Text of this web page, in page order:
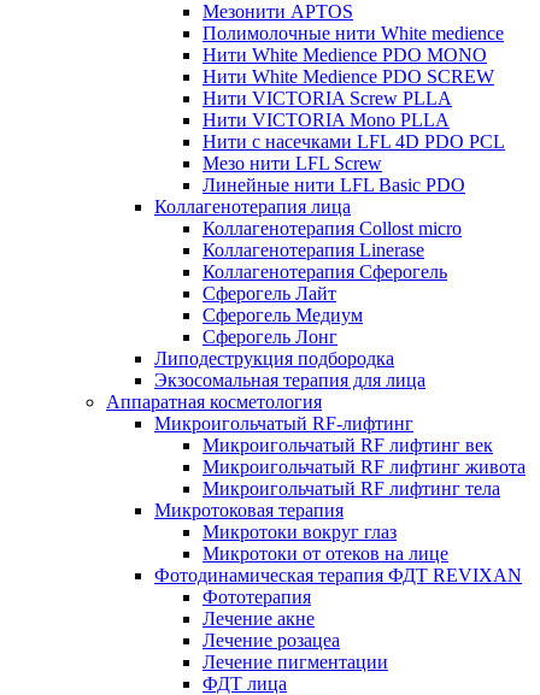
Мезонити APTOS
Полимолочные нити White medience
Нити White Medience PDO MONO
Нити White Medience PDO SCREW
Нити VICTORIA Screw PLLA
Нити VICTORIA Mono PLLA
Нити с насечками LFL 4D PDO PCL
Мезо нити LFL Screw
Линейные нити LFL Basic PDO
Коллагенотерапия лица
Коллагенотерапия Collost micro
Коллагенотерапия Linerase
Коллагенотерапия Сферогель
Сферогель Лайт
Сферогель Медиум
Сферогель Лонг
Липодеструкция подбородка
Экзосомальная терапия для лица
Аппаратная косметология
Микроигольчатый RF-лифтинг
Микроигольчатый RF лифтинг век
Микроигольчатый RF лифтинг живота
Микроигольчатый RF лифтинг тела
Микротоковая терапия
Микротоки вокруг глаз
Микротоки от отеков на лице
Фотодинамическая терапия ФДТ REVIXAN
Фототерапия
Лечение акне
Лечение розацеа
Лечение пигментации
ФДТ лица